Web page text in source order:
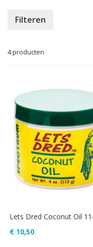
4producten
Lets Dred Coconut Oil
€ 10,50
Filteren